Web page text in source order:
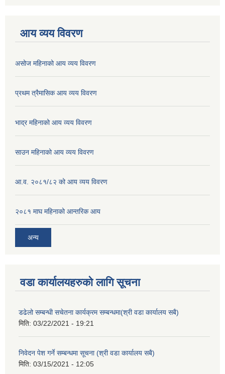
आय व्यय विवरण
असोज महिनाको आय व्यय विवरण
प्रथम त्रैमासिक आय व्यय विवरण
भाद्र महिनाको आय व्यय विवरण
साउन महिनाको आय व्यय विवरण
आ.व. २०८१/८२ को आय व्यय विवरण
२०८१ माघ महिनाको आन्तरिक आय
अन्य
वडा कार्यालयहरुको लागि सूचना
डढेलो सम्बन्धी सचेतना कार्यक्रम सम्बन्धमा(श्री वडा कार्यालय सबै)
मिति: 03/22/2021 - 19:21
निवेदन पेश गर्ने सम्बन्धमा सूचना (श्री वडा कार्यालय सबै)
मिति: 03/15/2021 - 12:05